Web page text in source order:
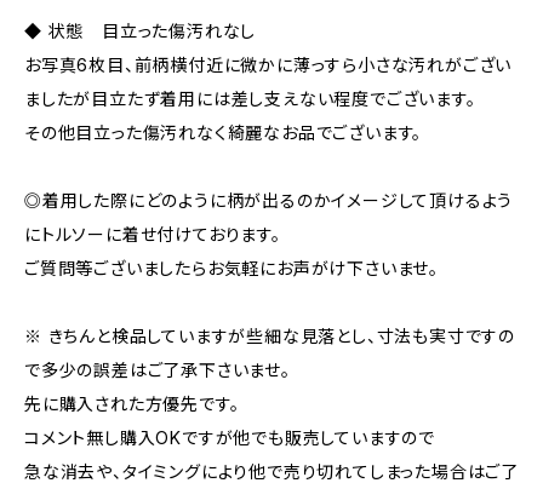
◆ 状態 目立った傷汚れなし
お写真6枚目、前柄横付近に微かに薄っすら小さな汚れがござい
ましたが目立たず着用には差し支えない程度でございます。
その他目立った傷汚れなく綺麗なお品でございます。
◎着用した際にどのように柄が出るのかイメージして頂けるよう
にトルソーに着せ付けております。
ご質問等ございましたらお気軽にお声がけ下さいませ。
※ きちんと検品していますが些細な見落とし、寸法も実寸ですの
で多少の誤差はご了承下さいませ。
先に購入された方優先です。
コメント無し購入OKですが他でも販売していますので
急な消去や、タイミングにより他で売り切れてしまった場合はご了